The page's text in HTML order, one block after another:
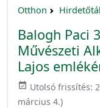
Otthon
Balogh Paci
Művészeti
Lajos
event_available Utolsó frissítés:
március 4.)